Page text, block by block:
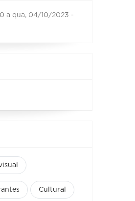
a qua, 04/10/2023 -
Cultural